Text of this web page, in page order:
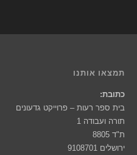
תמצאו אותנו
כתובת:
בית ספר רעות – פרוייקט גדעונים
תורה ועבודה 1
ת"ד 8805
ירושלים 9108701